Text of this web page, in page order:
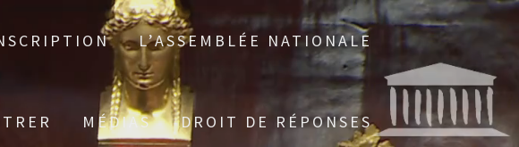
L’ASSEMBLÉE NATIONALE
MÉDIAS DROIT DE RÉPONSES